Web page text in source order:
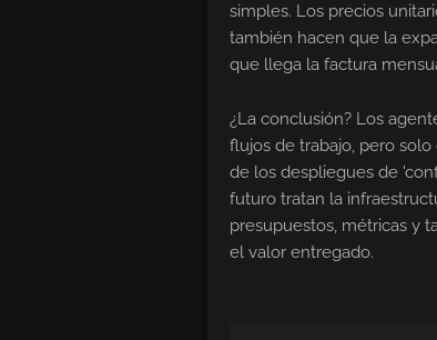
simples. Los precios
también hacen que la
que llega la factura
¿La conclusión? Los
flujos de trabajo, pero
de los despliegues de
futuro tratan la
presupuestos, métricas y
el valor entregado.